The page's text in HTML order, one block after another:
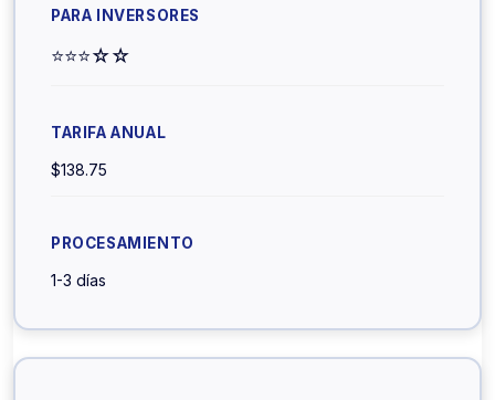
⭐⭐⭐☆☆
$138.75
1-3 días